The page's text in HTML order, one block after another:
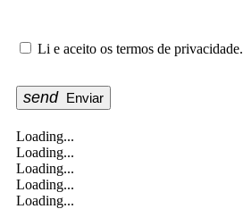
Li e aceito os termos de privacidade.
send Enviar
Loading...
Loading...
Loading...
Loading...
Loading...